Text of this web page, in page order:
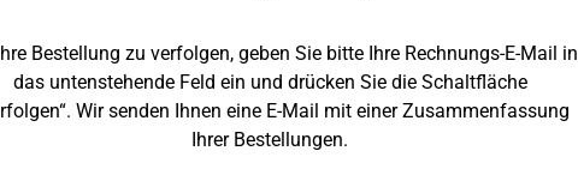
Bestellung zu verfolgen, geben Sie bitte Ihre Rechnungs-E-Mail in
das untenstehende Feld ein und drücken Sie die Schaltfläche
Wir senden Ihnen eine E-Mail mit einer Zusammenfassung
Ihrer Bestellungen.